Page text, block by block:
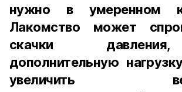
нужно в умеренном
Лакомство может
скачки
дополнительную
увеличить